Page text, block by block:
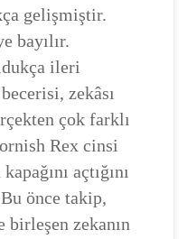
gelişmiştir.
bayılır.
ileri
zekâsı
çok farklı
Rex cinsi
açtığını
önce takip,
zekanın